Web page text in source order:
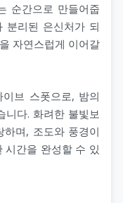
순간으로 만들어줍
분리된 은신처가 되
자연스럽게 이어갈
브 스폿으로, 밤의
니다. 화려한 불빛보
며, 조도와 풍경이
시간을 완성할 수 있